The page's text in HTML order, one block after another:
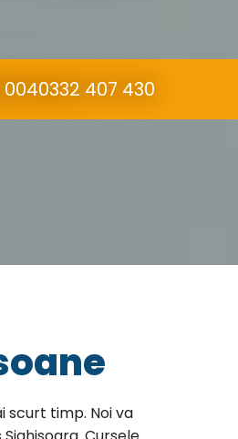
0040332 407 430
scurt timp. Noi va